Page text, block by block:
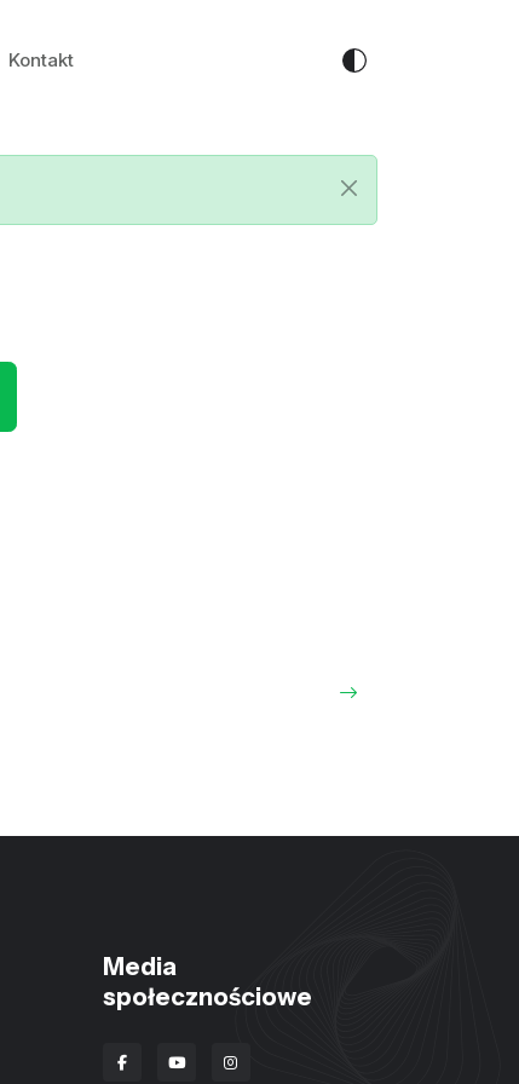
Kontakt
Media
społecznościowe